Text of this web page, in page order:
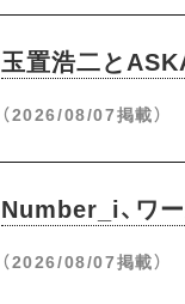
玉置浩二と
（2026/08/07掲載）
Number_i、ワ
（2026/08/07掲載）